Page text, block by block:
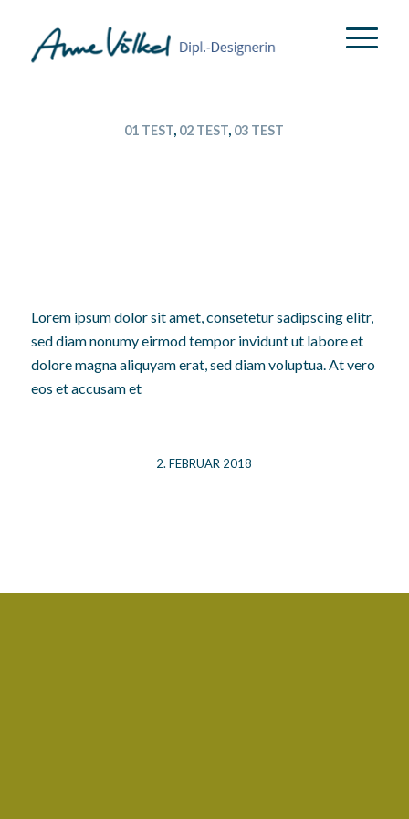
01 TEST, 02 TEST, 03 TEST
Lorem ipsum dolor sit amet, consetetur sadipscing elitr,
sed diam nonumy eirmod tempor invidunt ut labore et
dolore magna aliquyam erat, sed diam voluptua. At vero
eos et accusam et
2. FEBRUAR 2018